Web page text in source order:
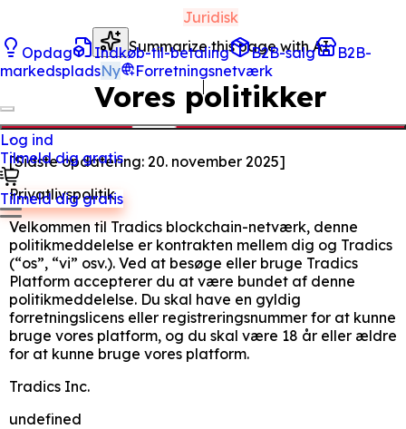
Opdag Indkøb-til-betaling B2B-salg
B2B-
markedspladsNy Forretningsnetværk
Log ind
Tilmeld dig gratis
Tilmeld dig gratis
Juridisk
Summarize this page with AI
Vores politikker
[Sidste opdatering: 20. november 2025]
Privatlivspolitik
Velkommen til Tradics blockchain-netværk, denne
politikmeddelelse er kontrakten mellem dig og Tradics
(“os”, “vi” osv.). Ved at besøge eller bruge Tradics
Platform accepterer du at være bundet af denne
politikmeddelelse. Du skal have en gyldig
forretningslicens eller registreringsnummer for at kunne
bruge vores platform, og du skal være 18 år eller ældre
for at kunne bruge vores platform.
Tradics Inc.
undefined